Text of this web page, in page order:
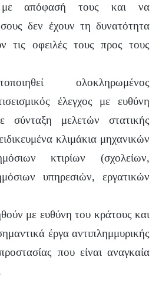
απόφασή τους και να
δεν έχουν τη δυνατότητα
τις οφειλές τους προς τους
ολοκληρωμένος
έλεγχος με ευθύνη
σύνταξη μελετών στατικής
κλιμάκια μηχανικών
κτιρίων (σχολείων,
υπηρεσιών, εργατικών
με ευθύνη του κράτους και
έργα αντιπλημμυρικής
που είναι αναγκαία